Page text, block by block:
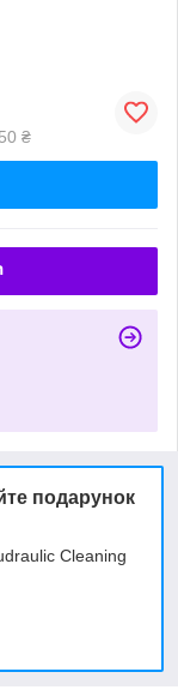
₴
подарунок
Cleaning